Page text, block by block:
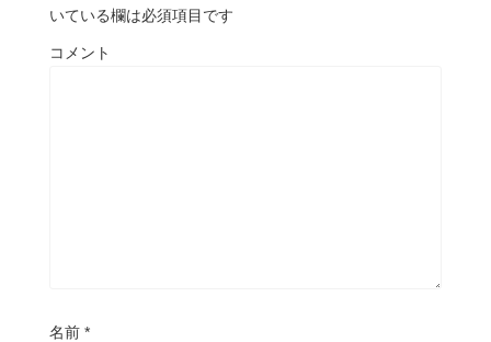
いている欄は必須項目です
コメント
名前 *